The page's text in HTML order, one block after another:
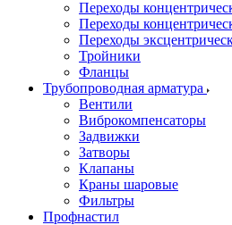
Переходы
Переходы
Переходы
Тройники
Фланцы
Трубопроводная арматура
Вентили
Виброкомпенсаторы
Задвижки
Затворы
Клапаны
Краны шаровые
Фильтры
Профнастил